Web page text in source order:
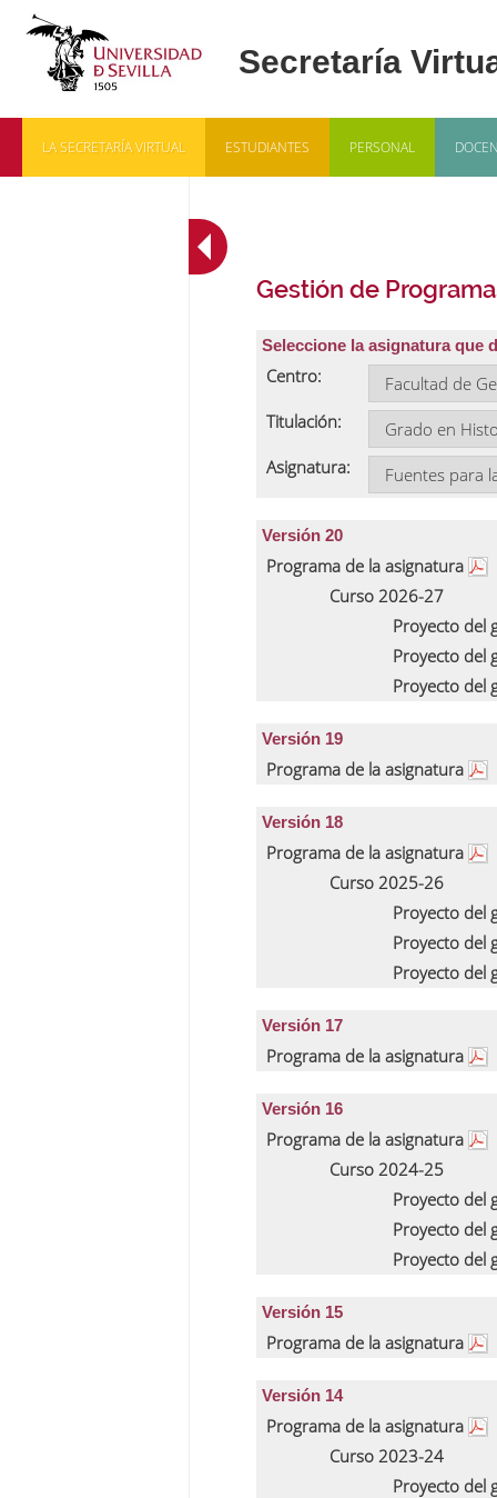
LA SECRETARÍA VIRTUAL ESTUDIANTES PERSONAL
Gestión de
Seleccione la asignatura que
Centro:
Titulación:
Asignatura:
Versión 20
Programa de la asignatura
Curso 2026-27
Proyecto del
Proyecto del
Proyecto del
Versión 19
Programa de la asignatura
Versión 18
Programa de la asignatura
Curso 2025-26
Proyecto del
Proyecto del
Proyecto del
Versión 17
Programa de la asignatura
Versión 16
Programa de la asignatura
Curso 2024-25
Proyecto del
Proyecto del
Proyecto del
Versión 15
Programa de la asignatura
Versión 14
Programa de la asignatura
Curso 2023-24
Proyecto del